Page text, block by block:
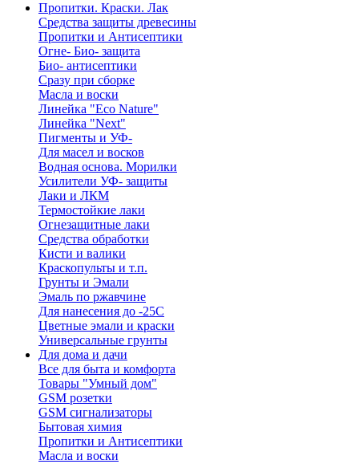
Пропитки. Краски. Лак
Средства защиты древесины
Пропитки и Антисептики
Огне- Био- защита
Био- антисептики
Сразу при сборке
Масла и воски
Линейка "Eco Nature"
Линейка "Next"
Пигменты и УФ-
Для масел и восков
Водная основа. Морилки
Усилители УФ- защиты
Лаки и ЛКМ
Термостойкие лаки
Огнезащитные лаки
Средства обработки
Кисти и валики
Краскопульты и т.п.
Грунты и Эмали
Эмаль по ржавчине
Для нанесения до -25С
Цветные эмали и краски
Универсальные грунты
Для дома и дачи
Все для быта и комфорта
Товары "Умный дом"
GSM розетки
GSM сигнализаторы
Бытовая химия
Пропитки и Антисептики
Масла и воски